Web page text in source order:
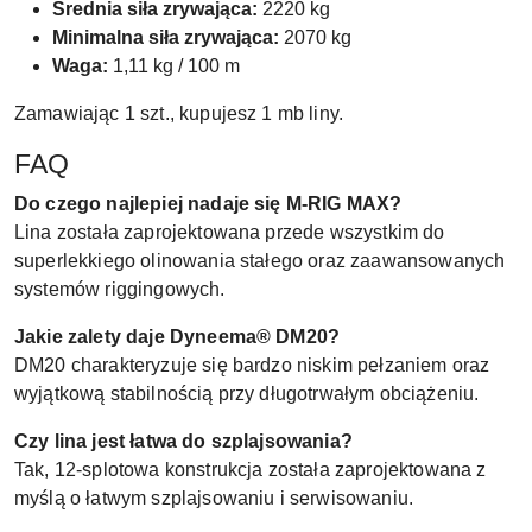
Średnia siła zrywająca: 2220 kg
Minimalna siła zrywająca: 2070 kg
Waga: 1,11 kg / 100 m
Zamawiając 1 szt., kupujesz 1 mb liny.
FAQ
Do czego najlepiej nadaje się M-RIG MAX?
Lina została zaprojektowana przede wszystkim do
superlekkiego olinowania stałego oraz zaawansowanych
systemów riggingowych.
Jakie zalety daje Dyneema® DM20?
DM20 charakteryzuje się bardzo niskim pełzaniem oraz
wyjątkową stabilnością przy długotrwałym obciążeniu.
Czy lina jest łatwa do szplajsowania?
Tak, 12-splotowa konstrukcja została zaprojektowana z
myślą o łatwym szplajsowaniu i serwisowaniu.